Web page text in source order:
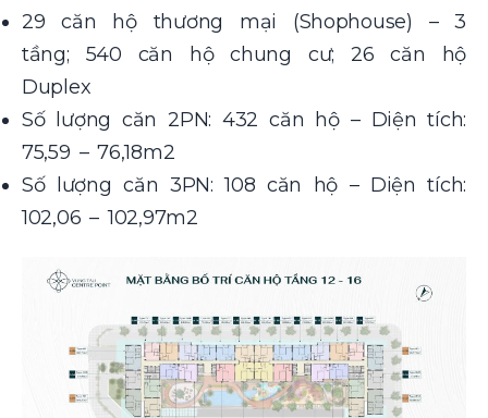
29 căn hộ thương mại (Shophouse) – 3
tầng; 540 căn hộ chung cư; 26 căn hộ
Duplex
Số lượng căn 2PN: 432 căn hộ – Diện tích:
75,59 – 76,18m2
Số lượng căn 3PN: 108 căn hộ – Diện tích:
102,06 – 102,97m2